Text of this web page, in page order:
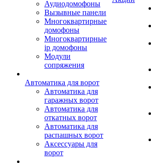
Аудиодомофоны
Вызывные панели
Многоквартирные
домофоны
Многоквартирные
ip домофоны
Модули
сопряжения
Автоматика для ворот
Автоматика для
гаражных ворот
Автоматика для
откатных ворот
Автоматика для
распашных ворот
Аксессуары для
ворот